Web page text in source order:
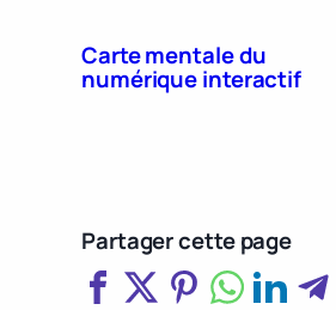
Carte mentale du
numérique interactif
Partager cette page